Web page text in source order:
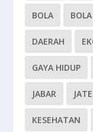
BOLA
DAERAH
GAYA HIDUP
JABAR
KESEHATAN